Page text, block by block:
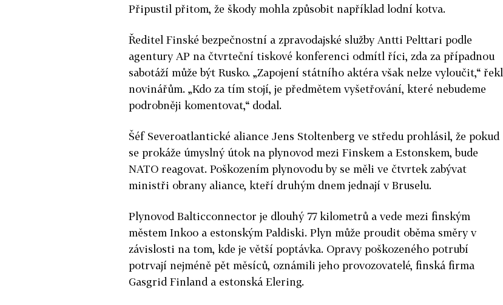
Připustil přitom, že škody mohla způsobit například lodní kotva.
Ředitel Finské bezpečnostní a zpravodajské služby Antti Pelttari podle
agentury AP na čtvrteční tiskové konferenci odmítl říci, zda za případnou
sabotáží může být Rusko. „Zapojení státního aktéra však nelze vyloučit,“ řekl
novinářům. „Kdo za tím stojí, je předmětem vyšetřování, které nebudeme
podrobněji komentovat,“ dodal.
Šéf Severoatlantické aliance Jens Stoltenberg ve středu prohlásil, že pokud
se prokáže úmyslný útok na plynovod mezi Finskem a Estonskem, bude
NATO reagovat. Poškozením plynovodu by se měli ve čtvrtek zabývat
ministři obrany aliance, kteří druhým dnem jednají v Bruselu.
Plynovod Balticconnector je dlouhý 77 kilometrů a vede mezi finským
městem Inkoo a estonským Paldiski. Plyn může proudit oběma směry v
závislosti na tom, kde je větší poptávka. Opravy poškozeného potrubí
potrvají nejméně pět měsíců, oznámili jeho provozovatelé, finská firma
Gasgrid Finland a estonská Elering.